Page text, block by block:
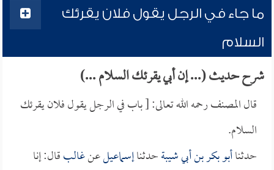
ما جاء في الرجل يقول فلان يقرئك
السلام
شرح حديث (... إن أبي يقرئك السلام ...)
قال المصنف رحمه الله تعالى: [ باب في الرجل يقول فلان يقرئك
السلام.
حدثناأبو بكر بن أبي شيبةحدثناإسماعيلعنغالبقال: إنا